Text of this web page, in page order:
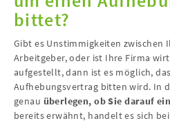
bittet?
Gibt es Unstimmigkeiten zwischen
Arbeitgeber, oder ist Ihre Firma
aufgestellt, dann ist es möglich,
Aufhebungsvertrag bitten wird. In
genau überlegen, ob Sie darauf
bereits erwähnt, handelt es sich